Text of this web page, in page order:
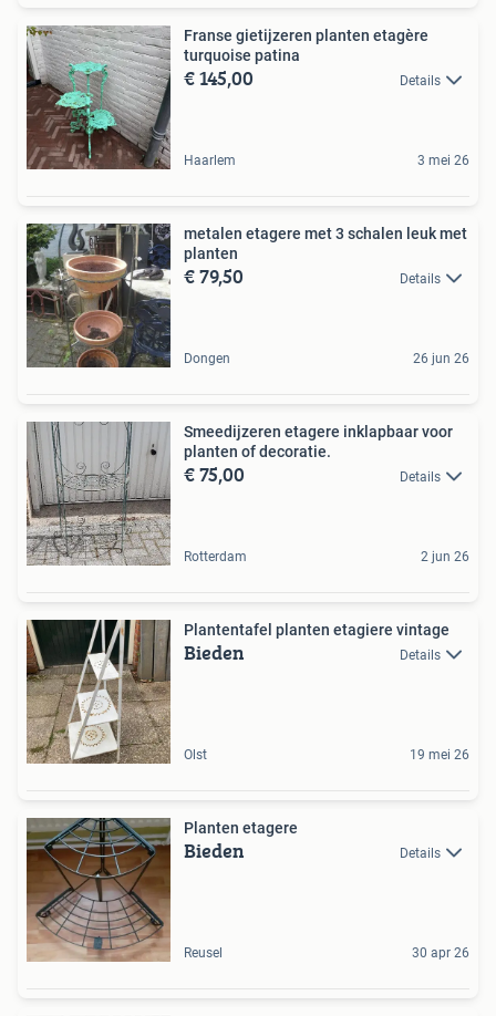
Franse gietijzeren planten etagère
turquoise patina
€ 145,00 Details
Haarlem 3 mei 26
metalen etagere met 3 schalen leuk met
planten
€ 79,50 Details
Dongen 26 jun 26
Smeedijzeren etagere inklapbaar voor
planten of decoratie.
€ 75,00 Details
Rotterdam 2 jun 26
Plantentafel planten etagiere vintage
Bieden Details
Olst 19 mei 26
Planten etagere
Bieden Details
Reusel 30 apr 26